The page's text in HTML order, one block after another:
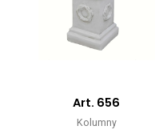
Art. 656
Kolumny